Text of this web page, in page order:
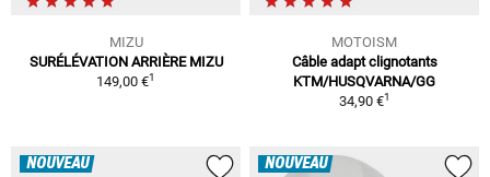
MIZU
SURÉLÉVATION ARRIÈRE MIZU
149,00 €1
MOTOISM
Câble adapt clignotants
KTM/HUSQVARNA/GG
34,90 €1
NOUVEAU NOUVEAU